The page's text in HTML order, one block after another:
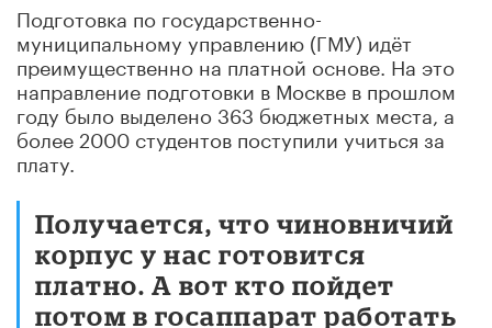
Подготовка по государственно-
муниципальному управлению (ГМУ) идёт
преимущественно на платной основе. На это
направление подготовки в Москве в прошлом
году было выделено 363 бюджетных места, а
более 2000 студентов поступили учиться за
плату.
Получается, что чиновничий
корпус у нас готовится
платно. А вот кто пойдет
потом в госаппарат работать